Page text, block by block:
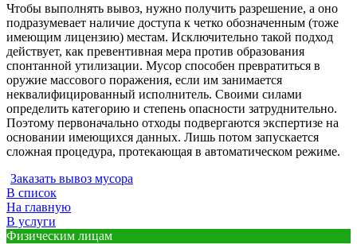
Чтобы выполнять вывоз, нужно получить разрешение, а оно
подразумевает наличие доступа к четко обозначенным (тоже
имеющим лицензию) местам. Исключительно такой подход
действует, как превентивная мера против образования
спонтанной утилизации. Мусор способен превратиться в
оружие массового поражения, если им занимается
неквалифицированный исполнитель. Своими силами
определить категорию и степень опасности затруднительно.
Поэтому первоначально отходы подвергаются экспертизе на
основании имеющихся данных. Лишь потом запускается
сложная процедура, протекающая в автоматическом режиме.
Заказать вывоз мусора
В список
На главную
В услуги
Физическим лицам